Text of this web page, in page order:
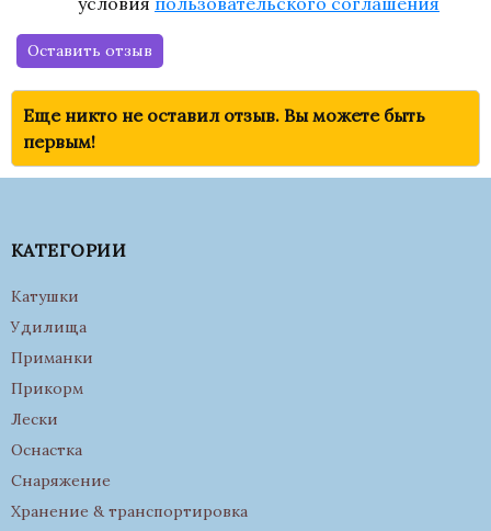
Оставить отзыв
Еще никто не оставил отзыв. Вы можете быть
первым!
КАТЕГОРИИ
Катушки
Удилища
Приманки
Прикорм
Лески
Оснастка
Снаряжение
Хранение & транспортировка